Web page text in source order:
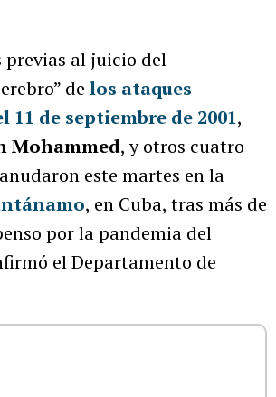
previas al juicio del
de los ataques
de septiembre de 2001,
Mohammed, y otros cuatro
este martes en la
, en Cuba, tras más de
por la pandemia del
el Departamento de